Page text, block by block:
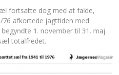
fortsatte dog med at falde,
afkortede jagttiden med
1. november til 31. maj.
totalfredet.